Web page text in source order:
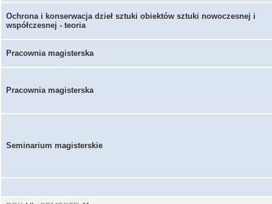
Ochrona i konserwacja dzieł sztuki obiektów sztuki nowoczesnej i
współczesnej - teoria
Pracownia magisterska
Pracownia magisterska
Seminarium magisterskie